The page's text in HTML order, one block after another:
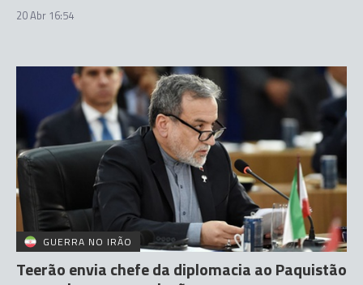
20 Abr 16:54
GUERRA NO IRÃO
Teerão envia chefe da diplomacia ao Paquistão